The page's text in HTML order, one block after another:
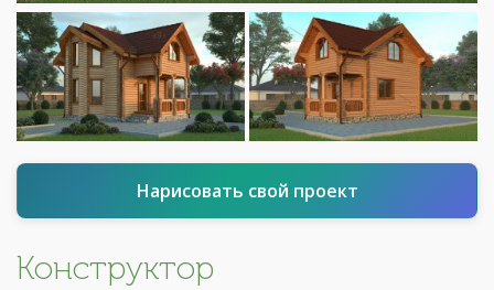
Нарисовать свой проект
Конструктор